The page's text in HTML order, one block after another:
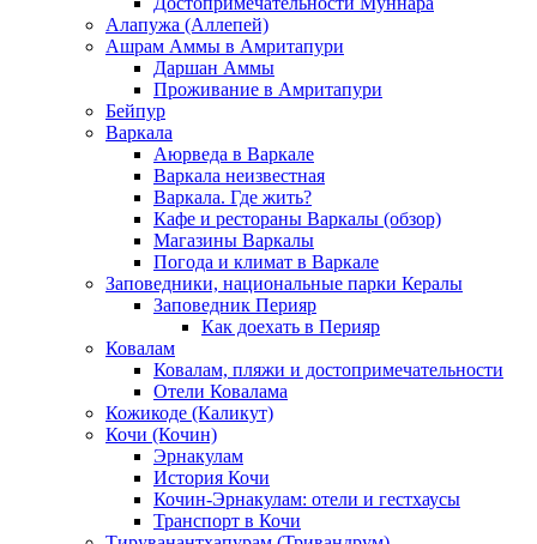
Алапужа (Аллепей)
Ашрам Аммы в Амритапури
Даршан Аммы
Проживание в Амритапури
Бейпур
Варкала
Аюрведа в Варкале
Варкала неизвестная
Варкала. Где жить?
Кафе и рестораны Варкалы (обзор)
Магазины Варкалы
Погода и климат в Варкале
Заповедники, национальные парки Кералы
Заповедник Перияр
Как доехать в Перияр
Ковалам
Ковалам, пляжи и достопримечательности
Отели Ковалама
Кожикоде (Каликут)
Кочи (Кочин)
Эрнакулам
История Кочи
Кочин-Эрнакулам: отели и гестхаусы
Транспорт в Кочи